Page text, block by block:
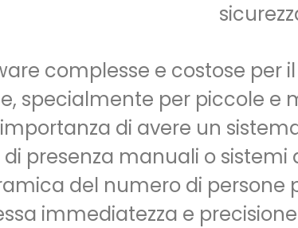
complesse e costose per
specialmente per piccole e
di avere un
presenza manuali o
del numero di persone
immediatezza e